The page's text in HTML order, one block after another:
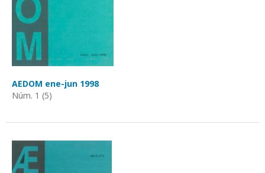
AEDOM ene-jun 1998
Núm. 1 (5)